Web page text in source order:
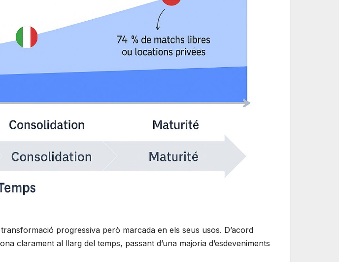
progressiva però marcada en els seus usos. D’acord
clarament al llarg del temps, passant d’una majoria d’esdeveniments